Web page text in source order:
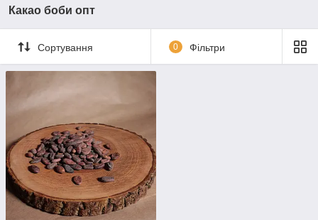
Какао боби опт
Сортування 0 Фільтри